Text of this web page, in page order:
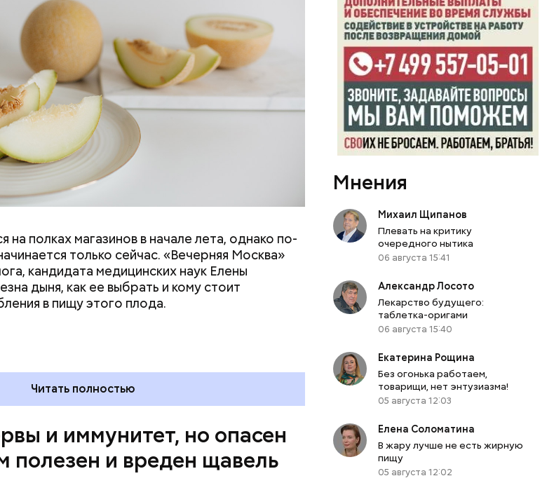
на полках магазинов в начале лета, однако по-
только сейчас. «Вечерняя Москва»
кандидата медицинских наук Елены
дыня, как ее выбрать и кому стоит
в пищу этого плода.
Читать полностью
и иммунитет, но опасен
полезен и вреден щавель
мочекаменной болезнью, щавель ему не
гастрите, холецистите, синдроме
язвах и панкреатите продукт тоже лучше
— предупредила врач. — Он может привести к
желудка и раздражать слизистые оболочки.
Мнения
Михаил Щипанов
Плевать на критику
очередного нытика
06 августа 15:41
Александр Лосото
Лекарство будущего:
таблетка-оригами
06 августа 15:40
Екатерина Рощина
Без огонька работаем,
товарищи, нет энтузиазма!
05 августа 12:03
Елена Соломатина
В жару лучше не есть жирную
пищу
05 августа 12:02